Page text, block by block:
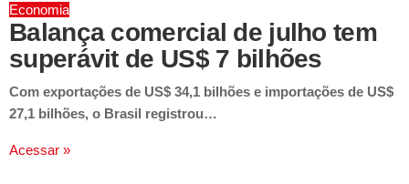
Economia
Balança comercial de julho tem
superávit de US$ 7 bilhões
Com exportações de US$ 34,1 bilhões e importações de US$
27,1 bilhões, o Brasil registrou…
Acessar »